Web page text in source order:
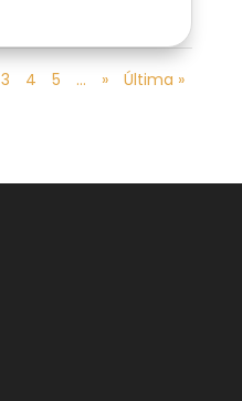
3 4 5 ... » Última »